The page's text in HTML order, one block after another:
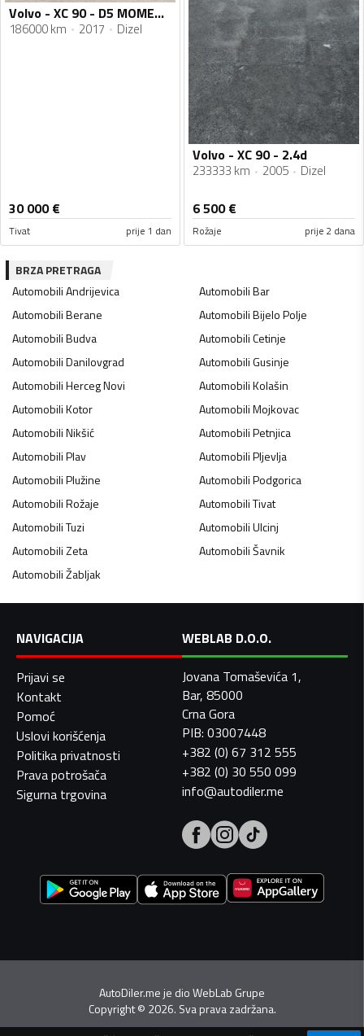
Volvo - XC 90 - D5 MOMENTUM
186000 km 2017 Dizel
30 000€
Tivat prije 1 dan
Volvo - XC 90 - 2.4d
233333 km 2005 Dizel
6 500€
Rožaje prije 2 dana
BRZA PRETRAGA
AutomobiliAndrijevica AutomobiliBar
AutomobiliBerane AutomobiliBijelo Polje
AutomobiliBudva AutomobiliCetinje
AutomobiliDanilovgrad AutomobiliGusinje
AutomobiliHerceg Novi AutomobiliKolašin
AutomobiliKotor AutomobiliMojkovac
AutomobiliNikšić AutomobiliPetnjica
AutomobiliPlav AutomobiliPljevlja
AutomobiliPlužine AutomobiliPodgorica
AutomobiliRožaje AutomobiliTivat
AutomobiliTuzi AutomobiliUlcinj
AutomobiliZeta AutomobiliŠavnik
AutomobiliŽabljak
NAVIGACIJA
Prijavi se
Kontakt
Pomoć
Uslovi korišćenja
Politika privatnosti
Prava potrošača
Sigurna trgovina
WEBLAB D.O.O.
Jovana Tomaševića 1,
Bar, 85000
Crna Gora
PIB: 03007448
+382 (0) 67 312 555
+382 (0) 30 550 099
info@autodiler.me
AutoDiler.me je dioWebLab Grupe
Copyright© 2026. Sva prava zadržana.